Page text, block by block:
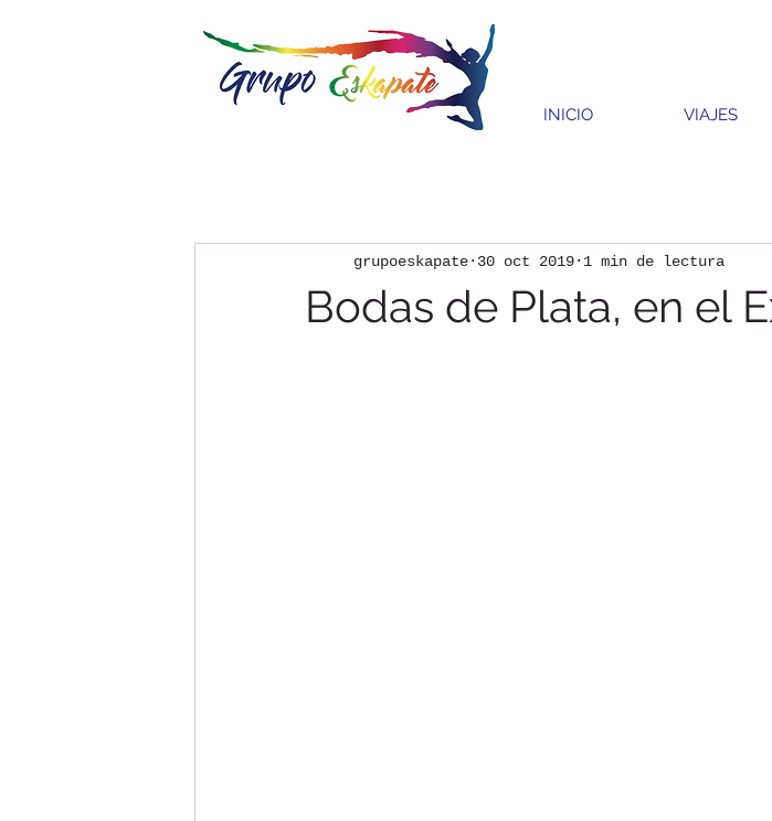
INICIO VIAJES
Bodas de Plata, en el
grupoeskapate 30 oct 2019 1 min de lectura